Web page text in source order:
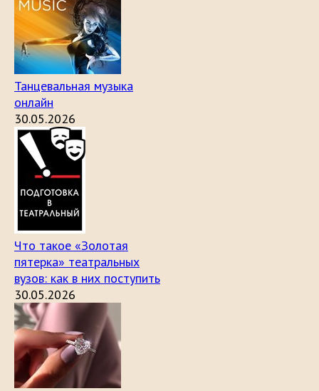
Танцевальная музыка
онлайн
30.05.2026
Что такое «Золотая
пятерка» театральных
вузов: как в них поступить
30.05.2026